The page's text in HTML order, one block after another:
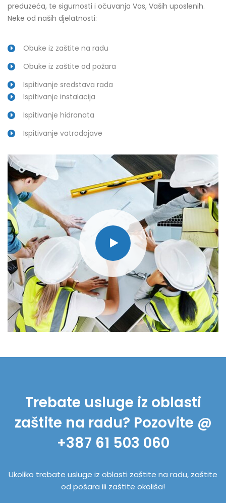
preduzeća, te sigurnosti i očuvanja Vas, Vaših uposlenih.
Neke od naših djelatnosti:
Obuke iz zaštite na radu
Obuke iz zaštite od požara
Ispitivanje sredstava rada
Ispitivanje instalacija
Ispitivanje hidranata
Ispitivanje vatrodojave
Trebate usluge iz oblasti
zaštite na radu? Pozovite @
+387 61 503 060
Ukoliko trebate usluge iz oblasti zaštite na radu, zaštite
od pošara ili zaštite okoliša!